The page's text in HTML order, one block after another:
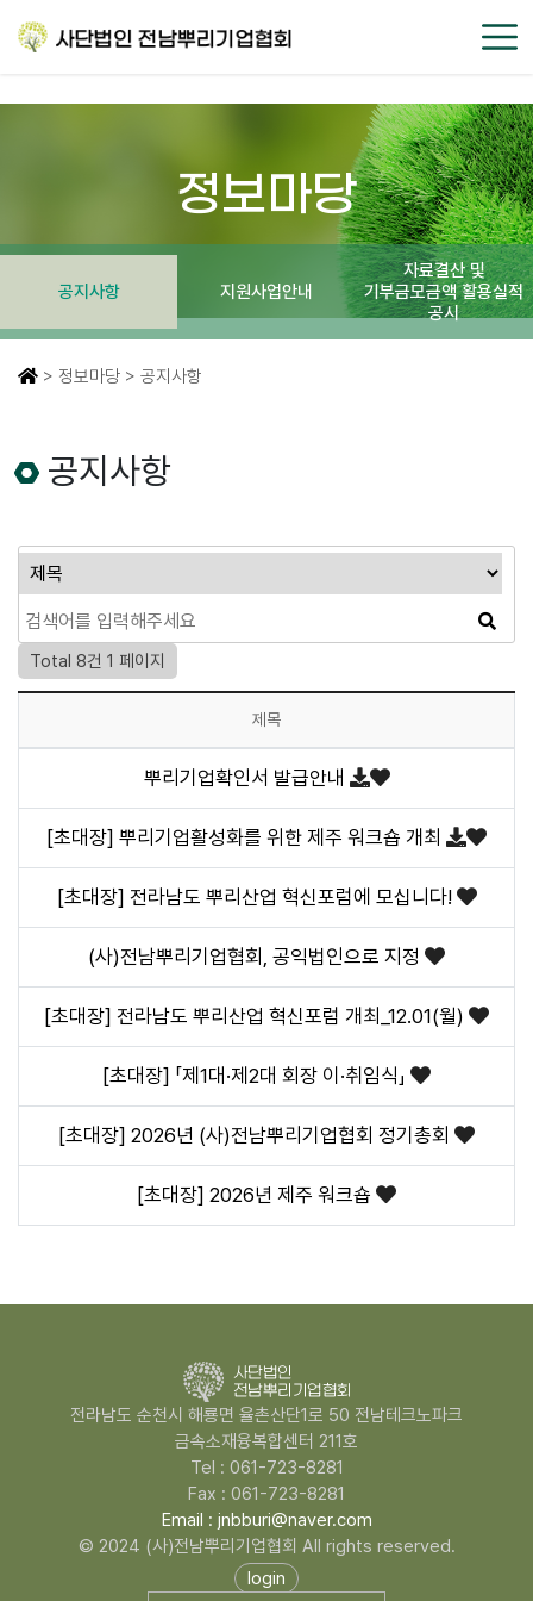
정보마당
공지사항 지원사업안내
자료결산 및
기부금모금액 활용실적
공시
> 정보마당 > 공지사항
공지사항
Total 8건 1 페이지
제목
뿌리기업확인서 발급안내
[초대장] 뿌리기업활성화를 위한 제주 워크숍 개최
[초대장] 전라남도 뿌리산업 혁신포럼에 모십니다!
(사)전남뿌리기업협회, 공익법인으로 지정
[초대장] 전라남도 뿌리산업 혁신포럼 개최_12.01(월)
[초대장] 「제1대·제2대 회장 이·취임식」
[초대장] 2026년 (사)전남뿌리기업협회 정기총회
[초대장] 2026년 제주 워크숍
전라남도 순천시 해룡면 율촌산단1로 50 전남테크노파크
금속소재융복합센터 211호
Tel : 061-723-8281
Fax : 061-723-8281
Email : jnbburi@naver.com
© 2024 (사)전남뿌리기업협회 All rights reserved.
login